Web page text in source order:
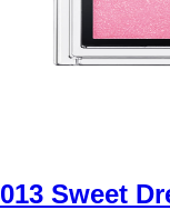
013 Sweet